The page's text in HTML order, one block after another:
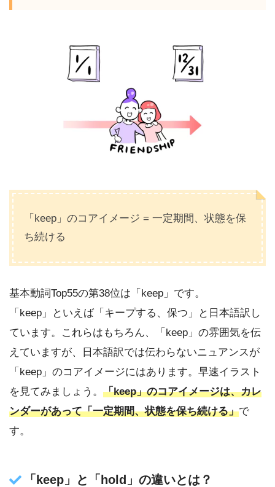
「keep」のコアイメージ = 一定期間、状態を保
ち続ける
基本動詞Top55の第38位は「keep」です。
「keep」といえば「キープする、保つ」と日本語訳し
ています。これらはもちろん、「keep」の雰囲気を伝
えていますが、日本語訳では伝わらないニュアンスが
「keep」のコアイメージにはあります。早速イラスト
を見てみましょう。 「keep」のコアイメージは、カレ
ンダーがあって「一定期間、状態を保ち続ける」で
す。
「keep」と「hold」の違いとは？